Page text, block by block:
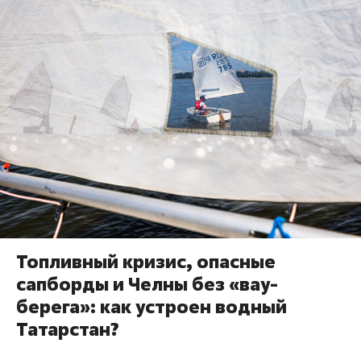
Топливный кризис, опасные
сапборды и Челны без «вау-
берега»: как устроен водный
Татарстан?